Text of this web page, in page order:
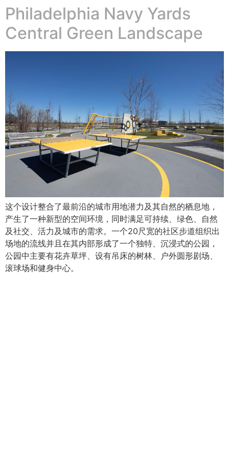
Philadelphia Navy Yards
Central Green Landscape
这个设计整合了最前沿的城市用地潜力及其自然的栖息地，
产生了一种新型的空间环境，同时满足可持续、绿色、自然
及社交、活力及城市的需求。一个20尺宽的社区步道组织出
场地的流线并且在其内部形成了一个独特、沉浸式的公园，
公园中主要有花卉草坪、设有吊床的树林、户外圆形剧场、
滚球场和健身中心。